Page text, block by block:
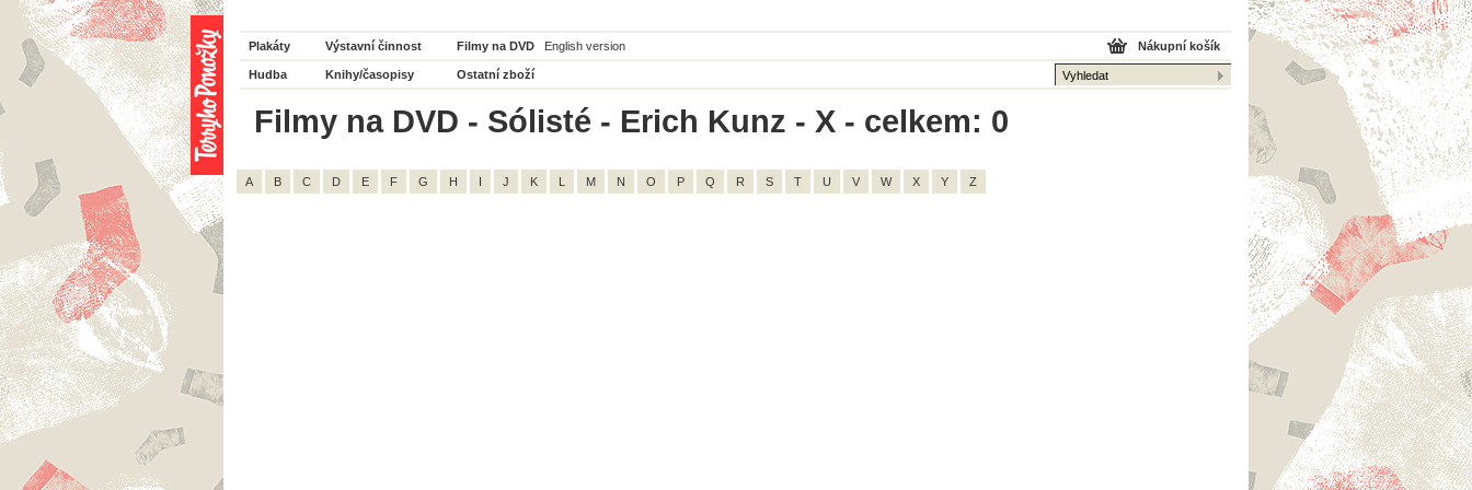
Plakáty Výstavní činnost Filmy na DVD English version
Hudba Knihy/časopisy Ostatní zboží
Nákupní košík
Filmy na DVD - Sólisté - Erich Kunz - X - celkem: 0
A B C D E F G H I J K L M N O P Q R S T U V W X Y Z